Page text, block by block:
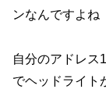
ンなんですよね
自分のアドレス
でヘッドライト